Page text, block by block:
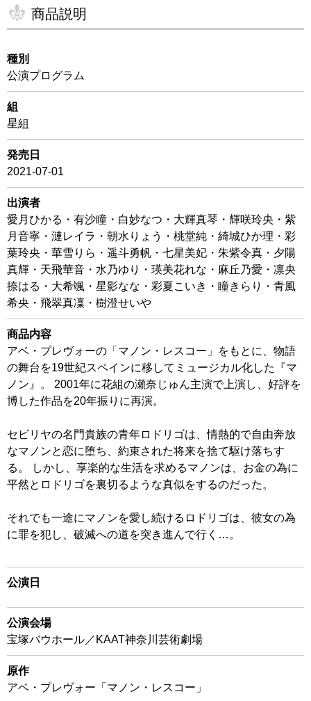
商品説明
種別
公演プログラム
組
星組
発売日
2021-07-01
出演者
愛月ひかる・有沙瞳・白妙なつ・大輝真琴・輝咲玲央・紫
月音寧・漣レイラ・朝水りょう・桃堂純・綺城ひか理・彩
葉玲央・華雪りら・遥斗勇帆・七星美妃・朱紫令真・夕陽
真輝・天飛華音・水乃ゆり・瑛美花れな・麻丘乃愛・凛央
捺はる・大希颯・星影なな・彩夏こいき・瞳きらり・青風
希央・飛翠真凜・樹澄せいや
商品内容
アベ・プレヴォーの「マノン・レスコー」をもとに、物語
の舞台を19世紀スペインに移してミュージカル化した『マ
ノン』。 2001年に花組の瀬奈じゅん主演で上演し、好評を
博した作品を20年振りに再演。
セビリヤの名門貴族の青年ロドリゴは、情熱的で自由奔放
なマノンと恋に堕ち、約束された将来を捨て駆け落ちす
る。 しかし、享楽的な生活を求めるマノンは、お金の為に
平然とロドリゴを裏切るような真似をするのだった。
それでも一途にマノンを愛し続けるロドリゴは、彼女の為
に罪を犯し、破滅への道を突き進んで行く…。
公演日
公演会場
宝塚バウホール／KAAT神奈川芸術劇場
原作
アベ・プレヴォー「マノン・レスコー」